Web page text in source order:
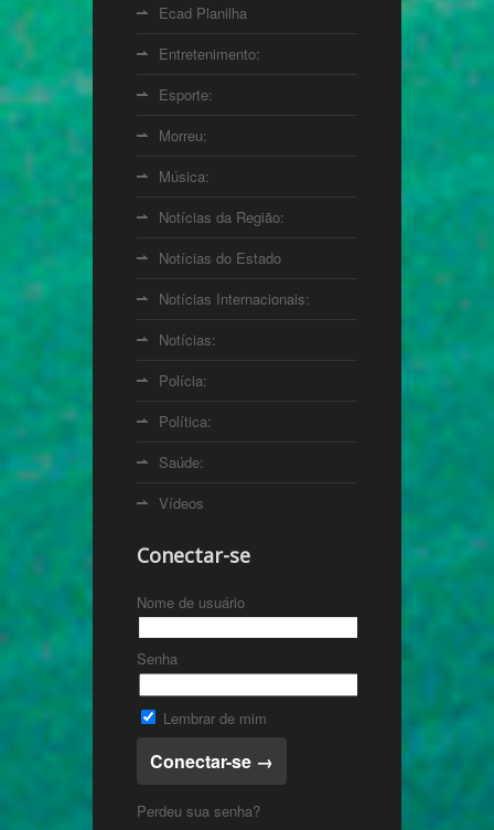
Ecad Planilha
Entretenimento:
Esporte:
Morreu:
Música:
Notícias da Região:
Notícias do Estado
Notícias Internacionais:
Notícias:
Polícia:
Política:
Saúde:
Vídeos
Conectar-se
Nome de usuário
Senha
Lembrar de mim
Perdeu sua senha?